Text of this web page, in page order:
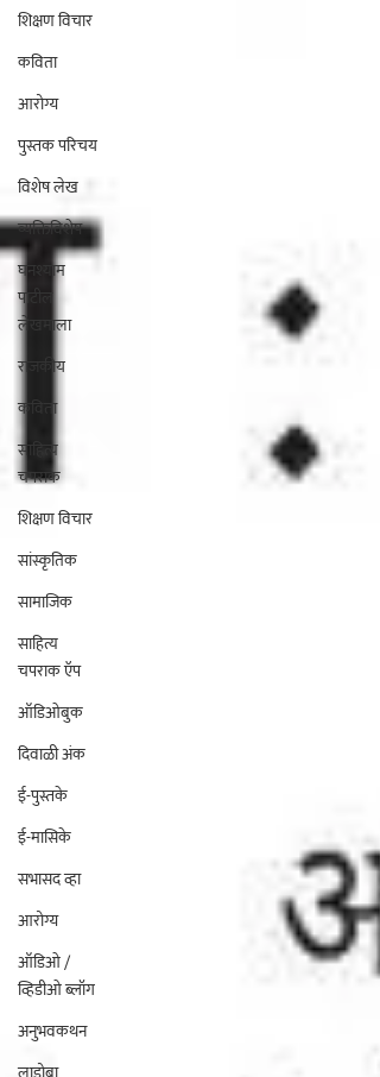
शिक्षण विचार
कविता
आरोग्य
पुस्तक परिचय
विशेष लेख
व्यक्तिविशेष
घनश्याम
पाटील
लेखमाला
राजकीय
कविता
साहित्य
चपराक
शिक्षण विचार
सांस्कृतिक
सामाजिक
साहित्य
चपराक ऍप
ऑडिओबुक
दिवाळी अंक
ई-पुस्तके
ई-मासिके
सभासद व्हा
आरोग्य
ऑडिओ /
व्हिडीओ ब्लॉग
अनुभवकथन